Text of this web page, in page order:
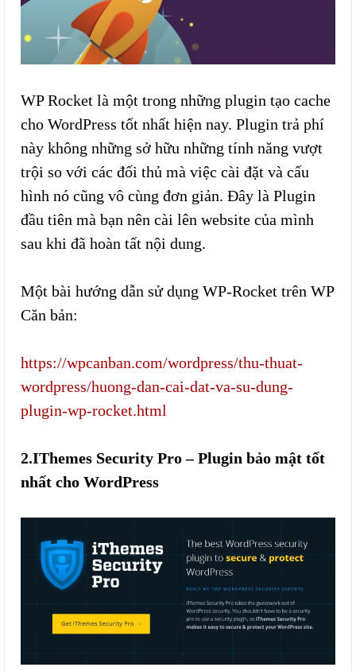
WP Rocket là một trong những plugin tạo cache
cho WordPress tốt nhất hiện nay. Plugin trả phí
này không những sở hữu những tính năng vượt
trội so với các đối thủ mà việc cài đặt và cấu
hình nó cũng vô cùng đơn giản. Đây là Plugin
đầu tiên mà bạn nên cài lên website của mình
sau khi đã hoàn tất nội dung.
Một bài hướng dẫn sử dụng WP-Rocket trên WP
Căn bản:
https://wpcanban.com/wordpress/thu-thuat-
wordpress/huong-dan-cai-dat-va-su-dung-
plugin-wp-rocket.html
2.IThemes Security Pro – Plugin bảo mật tốt
nhất cho WordPress